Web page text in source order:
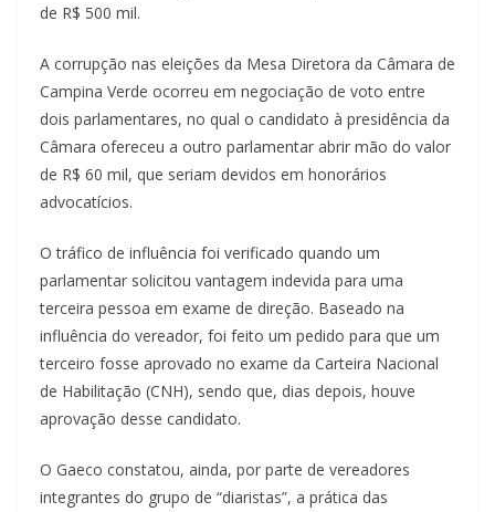
de R$ 500 mil.
A corrupção nas eleições da Mesa Diretora da Câmara de
Campina Verde ocorreu em negociação de voto entre
dois parlamentares, no qual o candidato à presidência da
Câmara ofereceu a outro parlamentar abrir mão do valor
de R$ 60 mil, que seriam devidos em honorários
advocatícios.
O tráfico de influência foi verificado quando um
parlamentar solicitou vantagem indevida para uma
terceira pessoa em exame de direção. Baseado na
influência do vereador, foi feito um pedido para que um
terceiro fosse aprovado no exame da Carteira Nacional
de Habilitação (CNH), sendo que, dias depois, houve
aprovação desse candidato.
O Gaeco constatou, ainda, por parte de vereadores
integrantes do grupo de “diaristas”, a prática das